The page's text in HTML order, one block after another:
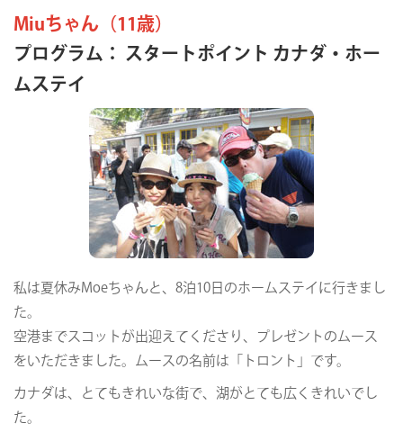
Miuちゃん（11歳）
プログラム： スタートポイント カナダ・ホー
ムステイ
私は夏休みMoeちゃんと、8泊10日のホームステイに行きまし
た。
空港までスコットが出迎えてくださり、プレゼントのムース
をいただきました。ムースの名前は「トロント」です。
カナダは、とてもきれいな街で、湖がとても広くきれいでし
た。